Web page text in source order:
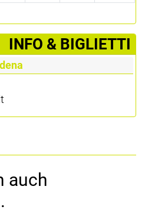
­INFO & BIGLIETTI
auch